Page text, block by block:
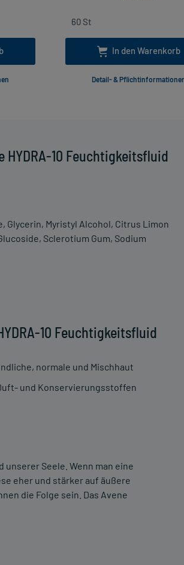
10 Feuchtigkeitsfluid
Glycerin, Myristyl Alcohol, Citrus Limon
Sclerotium Gum, Sodium
10 Feuchtigkeitsfluid
normale und Mischhaut
und Konservierungsstoffen
Seele. Wenn man eine
eher und stärker auf äußere
die Folge sein. Das Avene
In den Warenkorb
Detail- &